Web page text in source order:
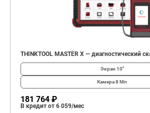
THINKTOOL MASTER X — диагностический
Экран 10″
Камера8 Мп
181 764 ₽
В кредит от 6 059/мес